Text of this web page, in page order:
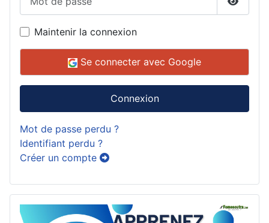
Maintenir la connexion
Se connecter avec Google
Connexion
Mot de passe perdu ?
Identifiant perdu ?
Créer un compte